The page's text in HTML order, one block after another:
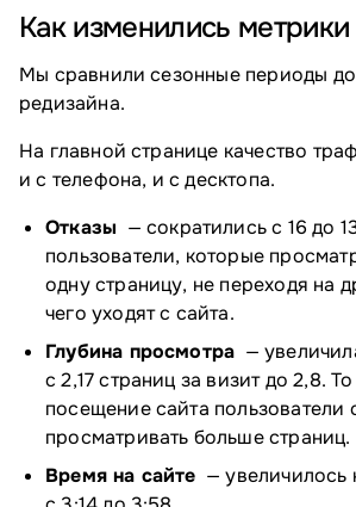
Как изменились метрики
Мы сравнили сезонные периоды
редизайна.
На главной странице качество
и с телефона, и с десктопа.
Отказы — сократились с 16 до
пользователи, которые
одну страницу, не переходя на
чего уходят с сайта.
Глубина просмотра —
с 2,17 страниц за визит до 2,8.
посещение сайта пользователи
просматривать больше страниц.
Время на сайте — увеличилось